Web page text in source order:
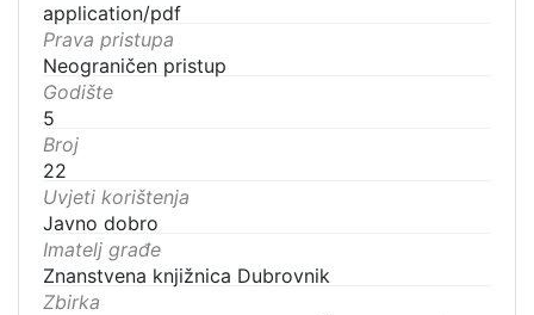
application/pdf
Prava pristupa
Neograničen pristup
Godište
5
Broj
22
Uvjeti korištenja
Javno dobro
Imatelj građe
Znanstvena knjižnica Dubrovnik
Zbirka